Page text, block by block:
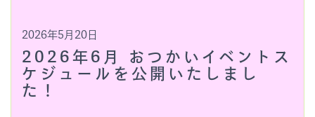
2026年5月20日
2026年6月 おつかいイベントス
ケジュールを公開いたしまし
た！